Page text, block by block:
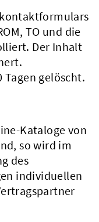
TO und die
Der Inhalt
Tagen gelöscht.
Kataloge von
so wird im
des
individuellen